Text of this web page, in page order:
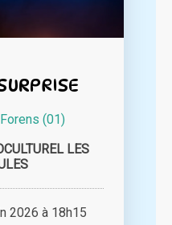
(01)
LES
2026 à 18h15